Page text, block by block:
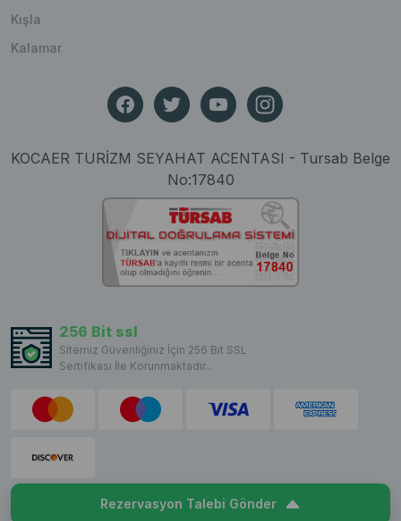
Rezervasyon Talebi Gönder
Kışla
Kalamar
KOCAER TURİZM SEYAHAT ACENTASI - Tursab Belge
No:17840
256 Bit ssl
Sitemiz Güvenliğiniz İçin 256 Bit SSL
Sertifikası İle Korunmaktadır...
Copyright © 2023 VillaCentam. All rights reserved.